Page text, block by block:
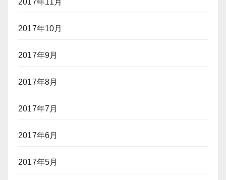
2017年10月
2017年9月
2017年8月
2017年7月
2017年6月
2017年5月